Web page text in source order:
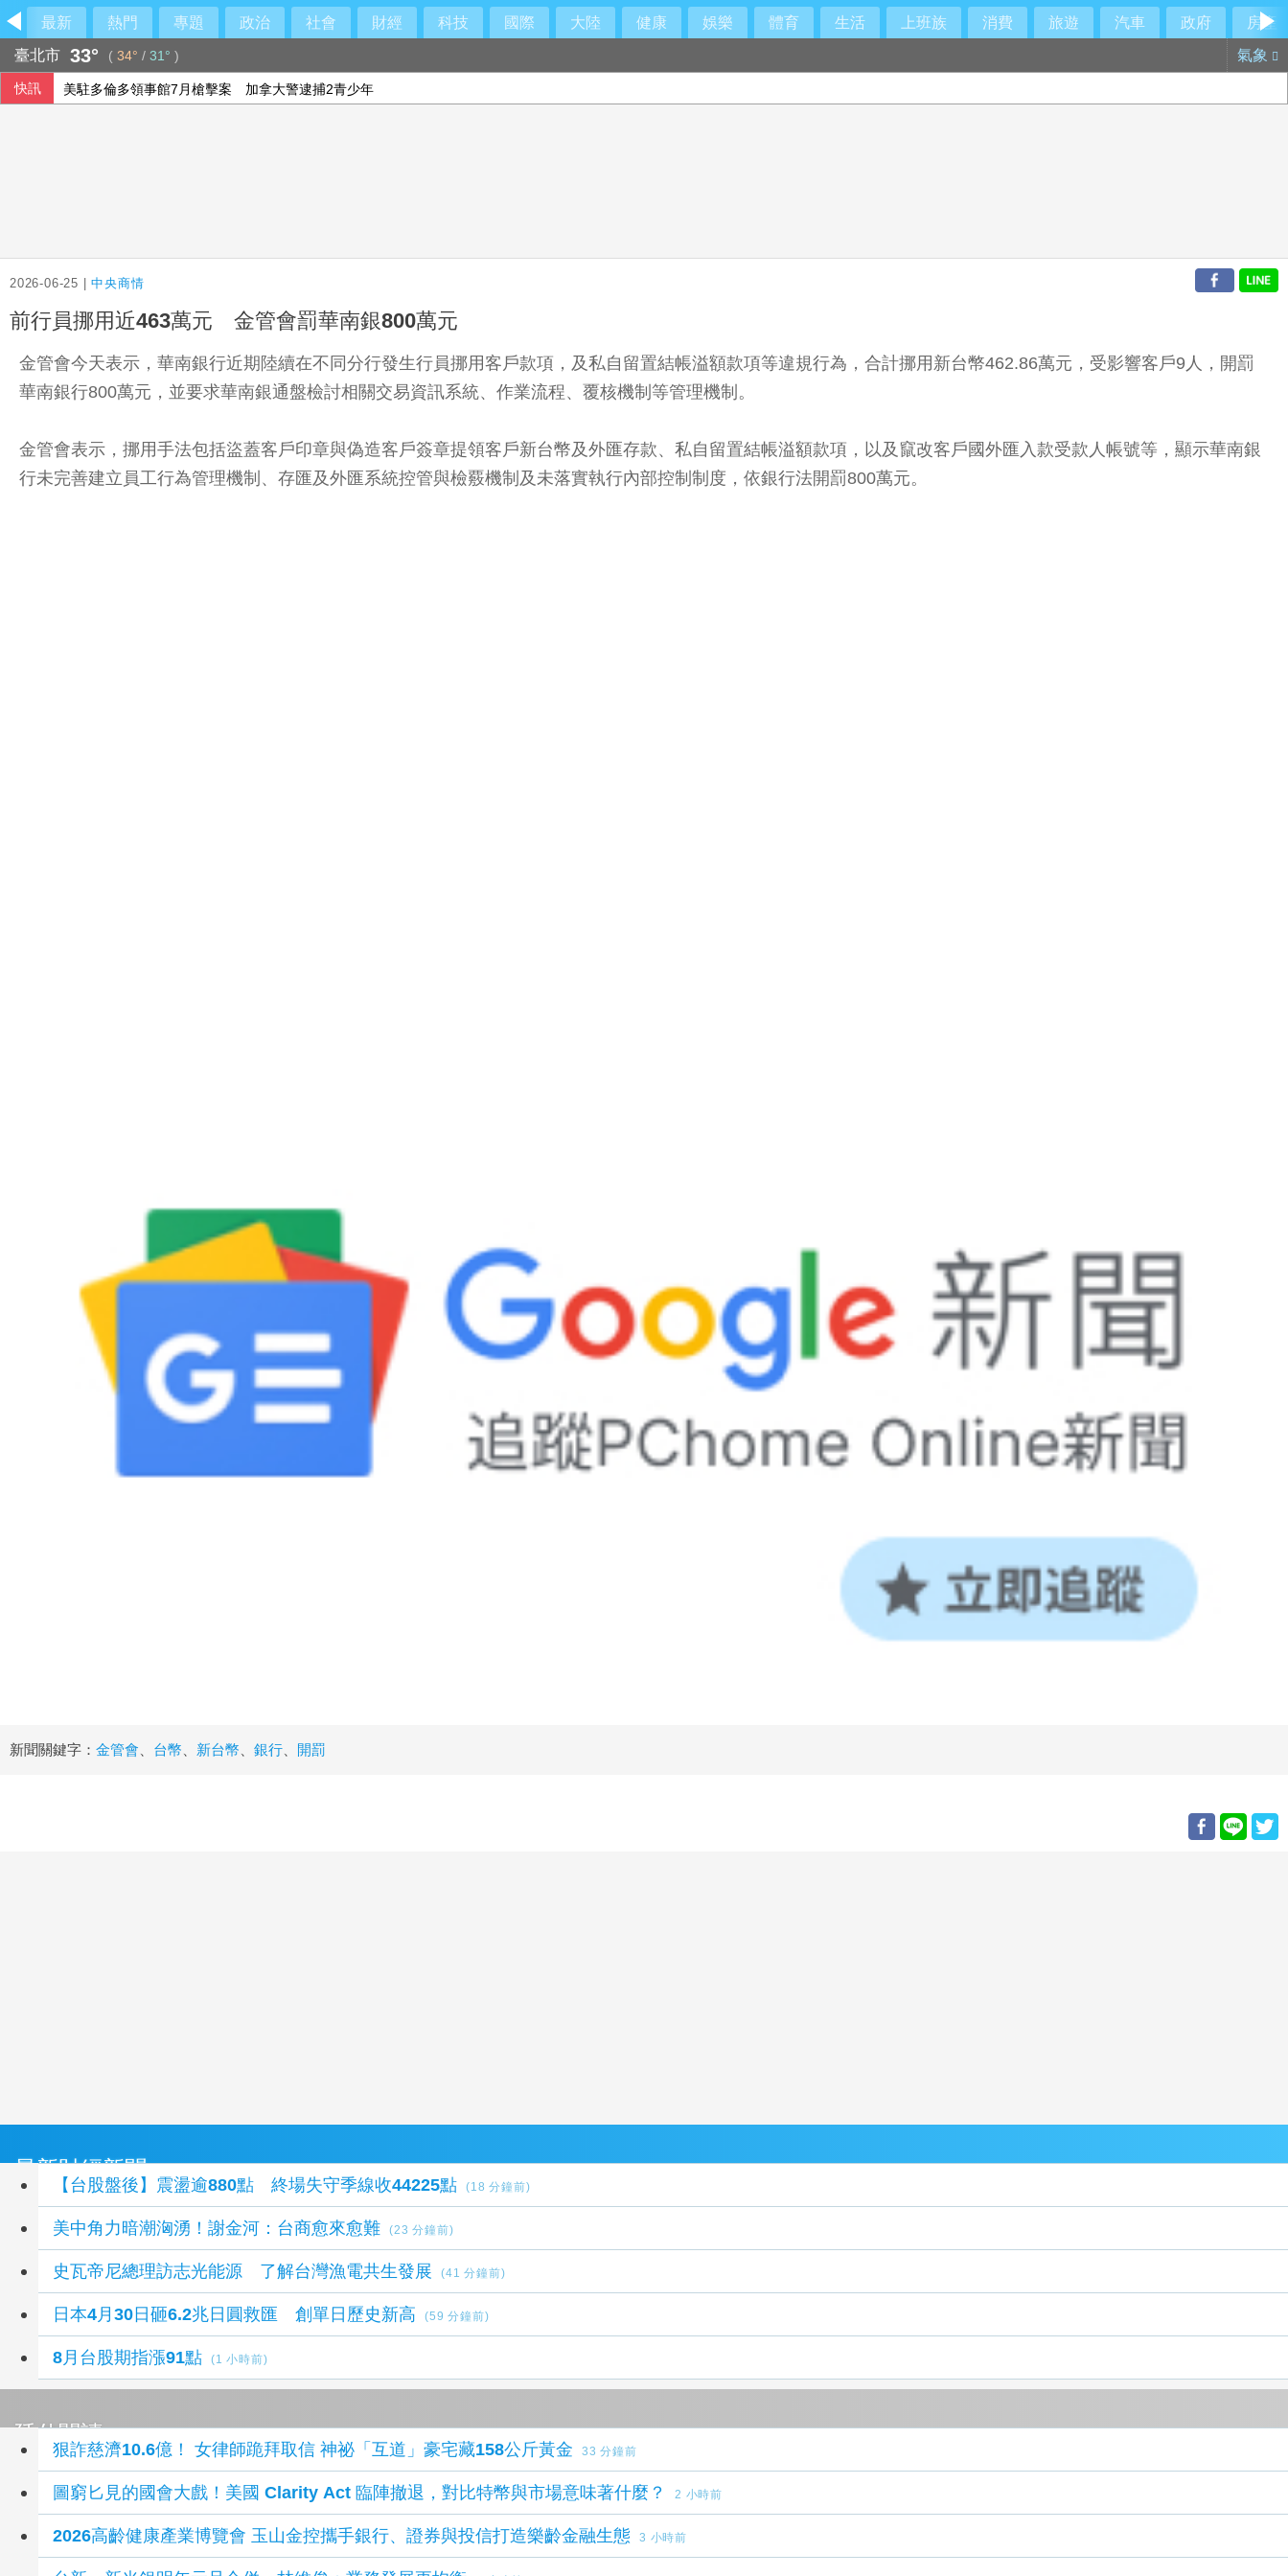
最新 熱門 專題 政治 社會 財經 科技 國際 大陸 健康 娛樂 體育 生活 上班族 消費 旅遊 汽車 政府
房產
臺北市 33° ( 34° / 31° ) 氣象
快訊 美駐多倫多領事館7月槍擊案 加拿大警逮捕2青少年
2026-06-25 |中央商情
前行員挪用近463萬元 金管會罰華南銀800萬元
金管會今天表示，華南銀行近期陸續在不同分行發生行員挪用客戶款項，及私自留置結帳溢額款項等違規行為，合計挪用新台幣462.86萬元，受影響客戶9人，開罰
華南銀行800萬元，並要求華南銀通盤檢討相關交易資訊系統、作業流程、覆核機制等管理機制。
金管會表示，挪用手法包括盜蓋客戶印章與偽造客戶簽章提領客戶新台幣及外匯存款、私自留置結帳溢額款項，以及竄改客戶國外匯入款受款人帳號等，顯示華南銀
行未完善建立員工行為管理機制、存匯及外匯系統控管與檢覈機制及未落實執行內部控制制度，依銀行法開罰800萬元。
新聞關鍵字： 金管會、 台幣、 新台幣、 銀行、 開罰
最新財經新聞
【台股盤後】震盪逾880點 終場失守季線收44225點 (18 分鐘前)
美中角力暗潮洶湧！謝金河：台商愈來愈難 (23 分鐘前)
史瓦帝尼總理訪志光能源 了解台灣漁電共生發展 (41 分鐘前)
日本4月30日砸6.2兆日圓救匯 創單日歷史新高 (59 分鐘前)
8月台股期指漲91點 (1 小時前)
延伸閱讀
狠詐慈濟10.6億！ 女律師跪拜取信 神祕「互道」豪宅藏158公斤黃金 33 分鐘前
圖窮匕見的國會大戲！美國 Clarity Act 臨陣撤退，對比特幣與市場意味著什麼？ 2 小時前
2026高齡健康產業博覽會 玉山金控攜手銀行、證券與投信打造樂齡金融生態 3 小時前